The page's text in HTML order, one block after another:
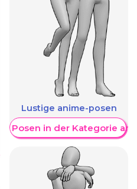
Lustige anime-posen
Posen in der Kategorie